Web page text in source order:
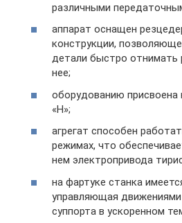
различными
аппарат оснащен
конструкции,
детали быстро отнимать
нее;
оборудованию присвоена
«Н»;
агрегат способен
режимах, что
нем электропривода
на фартуке станка
управляющая
суппорта в ускоренном